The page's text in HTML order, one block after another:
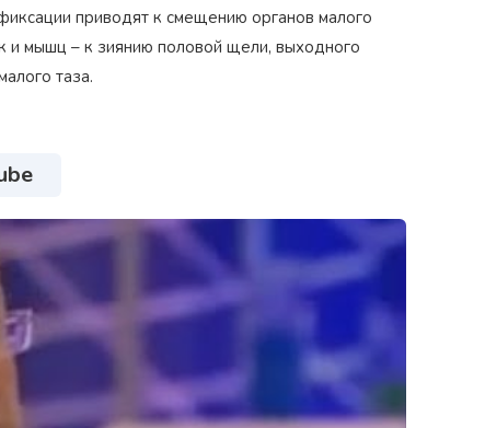
хирург
Награжден почетным знаком
"Золотая звезда"
в развитие оперативной
гинекологии и эндоскопии
приводят к смещению органов малого
и мышц – к зиянию половой щели, выходного
таза.